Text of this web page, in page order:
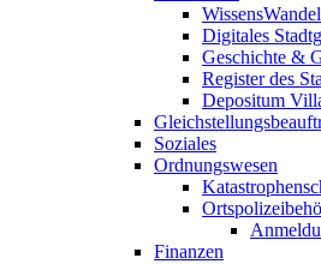
WissensWandel
Digitales
Geschichte &
Register des
Depositum
Soziales
Ordnungswesen
Finanzen